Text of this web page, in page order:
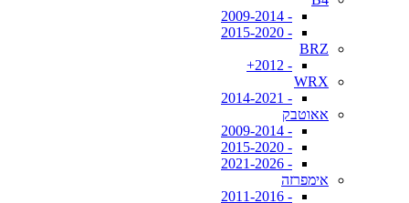
- 2009-2014
- 2015-2020
BRZ
- 2012+
WRX
- 2014-2021
אאוטבק
- 2009-2014
- 2015-2020
- 2021-2026
אימפרזה
- 2011-2016